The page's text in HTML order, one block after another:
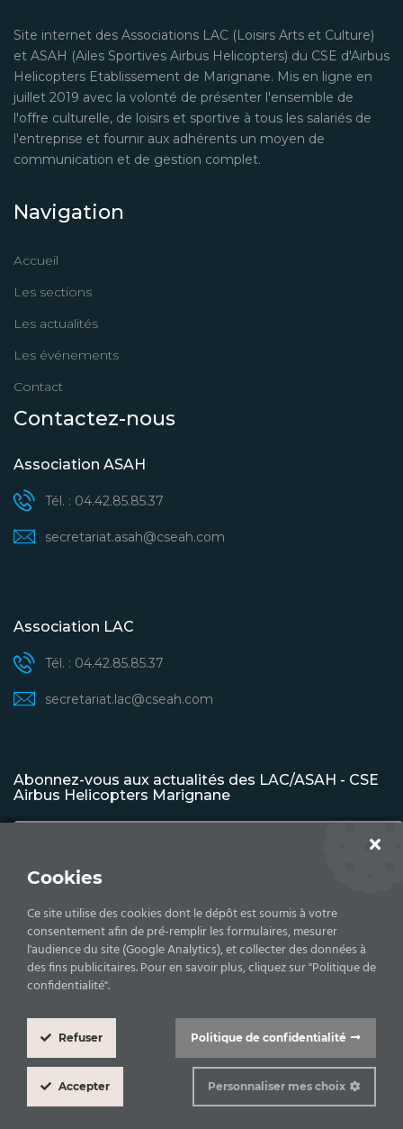
Site internet des Associations LAC (Loisirs Arts et Culture)
et ASAH (Ailes Sportives Airbus Helicopters) du CSE d'Airbus
Helicopters Etablissement de Marignane. Mis en ligne en
juillet 2019 avec la volonté de présenter l'ensemble de
l'offre culturelle, de loisirs et sportive à tous les salariés de
l'entreprise et fournir aux adhérents un moyen de
communication et de gestion complet.
Navigation
Accueil
Les sections
Les actualités
Les événements
Contact
Contactez-nous
Association ASAH
Tél. : 04.42.85.85.37
secretariat.asah@cseah.com
Association LAC
Tél. : 04.42.85.85.37
secretariat.lac@cseah.com
Abonnez-vous aux actualités des LAC/ASAH - CSE
Airbus Helicopters Marignane
Copyrights © 2026 Comité d'établissement - Airbus
Cookie
Box
Cookies
Ce site utilise des cookies dont le dépôt est soumis à votre
consentement afin de pré-remplir les formulaires, mesurer
l'audience du site (Google Analytics), et collecter des données à
des fins publicitaires. Pour en savoir plus, cliquez sur "Politique de
confidentialité".
Politique de confidentialité
Refuser
Accepter Personnaliser mes choix